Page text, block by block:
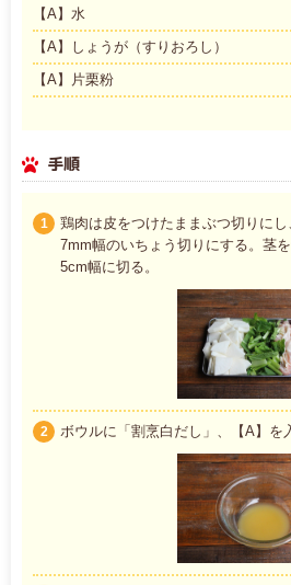
【A】水
【A】しょうが（すりおろし）
【A】片栗粉
手順
1
鶏肉は皮をつけたままぶつ切りに
7mm幅のいちょう切りにする。茎
5cm幅に切る。
2 ボウルに「割烹白だし」、【A】を